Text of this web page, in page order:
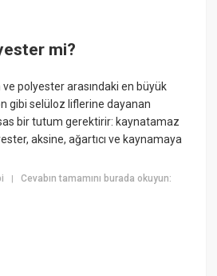
mi?
ve polyester arasındaki en büyük
gibi selüloz liflerine dayanan
bir tutum gerektirir: kaynatamaz
aksine, ağartıcı ve kaynamaya
|Cevabın tamamını burada okuyun: